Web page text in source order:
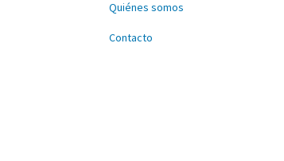
Quiénes somos
Contacto